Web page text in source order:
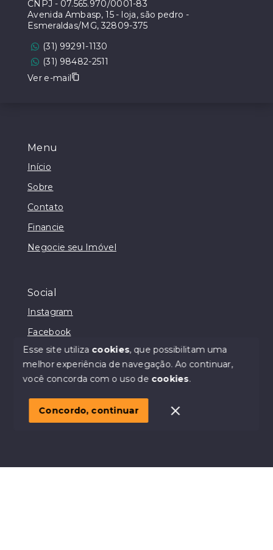
Menu
Início
Sobre
Contato
Financie
Negocie seu Imóvel
Social
Instagram
Facebook
© Copyright 2026 - Casa & Cia - Todos os direitos
SITE PARA IMOBILIARIA
CNPJ - 07.565.970/0001-83
Avenida Ambasp, 15 - loja, são pedro -
Esmeraldas/MG, 32809-375
(31) 99291-1130
(31) 98482-2511
Ver e-mail
Esse site utiliza cookies, que possibilitam uma
melhor experiência de navegação.Ao continuar,
você concorda com o uso de cookies.
Concordo, continuar